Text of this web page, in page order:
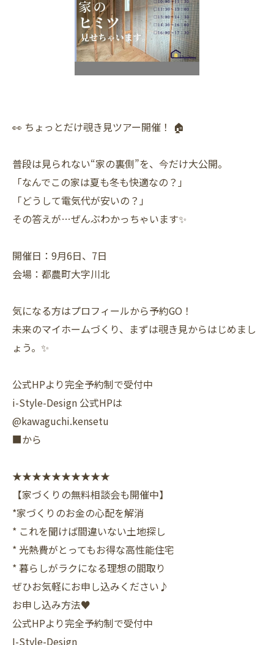
👀 ちょっとだけ覗き見ツアー開催！ 🏠
普段は見られない“家の裏側”を、今だけ大公開。
「なんでこの家は夏も冬も快適なの？」
「どうして電気代が安いの？」
その答えが…ぜんぶわかっちゃいます✨
開催日：9月6日、7日
会場：都農町大字川北
気になる方はプロフィールから予約GO！
未来のマイホームづくり、まずは覗き見からはじめまし
ょう。✨
公式HPより完全予約制で受付中
i-Style-Design 公式HPは
@kawaguchi.kensetu
■から
★★★★★★★★★★
【家づくりの無料相談会も開催中】
*家づくりのお金の心配を解消
* これを聞けば間違いない土地探し
* 光熱費がとってもお得な高性能住宅
* 暮らしがラクになる理想の間取り
ぜひお気軽にお申し込みください♪
お申し込み方法♥
公式HPより完全予約制で受付中
I-Style-Design